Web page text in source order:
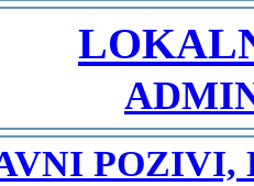
POZIVI,